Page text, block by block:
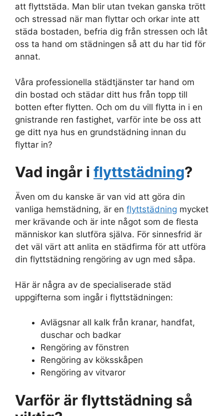
att flyttstäda. Man blir utan tvekan ganska trött
och stressad när man flyttar och orkar inte att
städa bostaden, befria dig från stressen och låt
oss ta hand om städningen så att du har tid för
annat.
Våra professionella städtjänster tar hand om
din bostad och städar ditt hus från topp till
botten efter flytten. Och om du vill flytta in i en
gnistrande ren fastighet, varför inte be oss att
ge ditt nya hus en grundstädning innan du
flyttar in?
Vad ingår i flyttstädning?
Även om du kanske är van vid att göra din
vanliga hemstädning, är en flyttstädning mycket
mer krävande och är inte något som de flesta
människor kan slutföra själva. För sinnesfrid är
det väl värt att anlita en städfirma för att utföra
din flyttstädning rengöring av ugn med såpa.
Här är några av de specialiserade städ
uppgifterna som ingår i flyttstädningen:
Avlägsnar all kalk från kranar, handfat,
duschar och badkar
Rengöring av fönstren
Rengöring av köksskåpen
Rengöring av vitvaror
Varför är flyttstädning så